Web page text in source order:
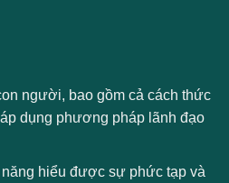
người, bao gồm cả cách thức
dụng phương pháp lãnh đạo
hiểu được sự phức tạp và